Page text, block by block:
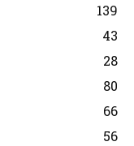
139
43
28
80
66
56